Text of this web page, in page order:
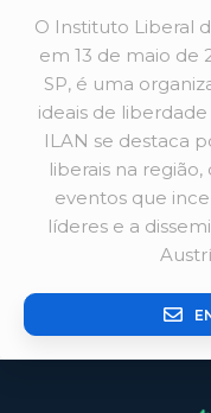
O Instituto Liberal
em 13 de maio de
SP, é uma
ideais de
ILAN se destaca
liberais na
eventos que
líderes e a